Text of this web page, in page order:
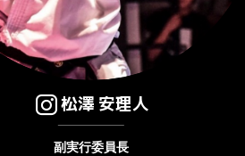
松澤 安理人
副実行委員長